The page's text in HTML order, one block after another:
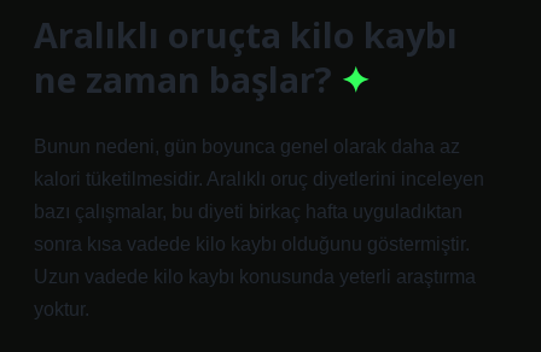
Aralıklı oruçta kilo kaybı
ne zaman başlar?
Bunun nedeni, gün boyunca genel olarak daha az
kalori tüketilmesidir. Aralıklı oruç diyetlerini inceleyen
bazı çalışmalar, bu diyeti birkaç hafta uyguladıktan
sonra kısa vadede kilo kaybı olduğunu göstermiştir.
Uzun vadede kilo kaybı konusunda yeterli araştırma
yoktur.